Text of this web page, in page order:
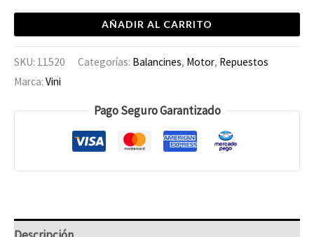
AÑADIR AL CARRITO
SKU: 11520 Categorías: Balancines, Motor, Repuestos
Marca: Vini
Pago Seguro Garantizado